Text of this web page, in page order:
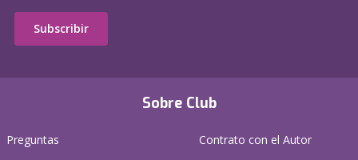
Sobre Club
Preguntas
Contrato con el Autor
Subscribir